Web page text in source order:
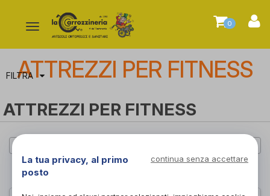
Attiva/disattiva
navigazione
0
FILTRA
ATTREZZI PER FITNESS
ATTREZZI PER FITNESS
La tua privacy, al primo
posto
continua senza accettare